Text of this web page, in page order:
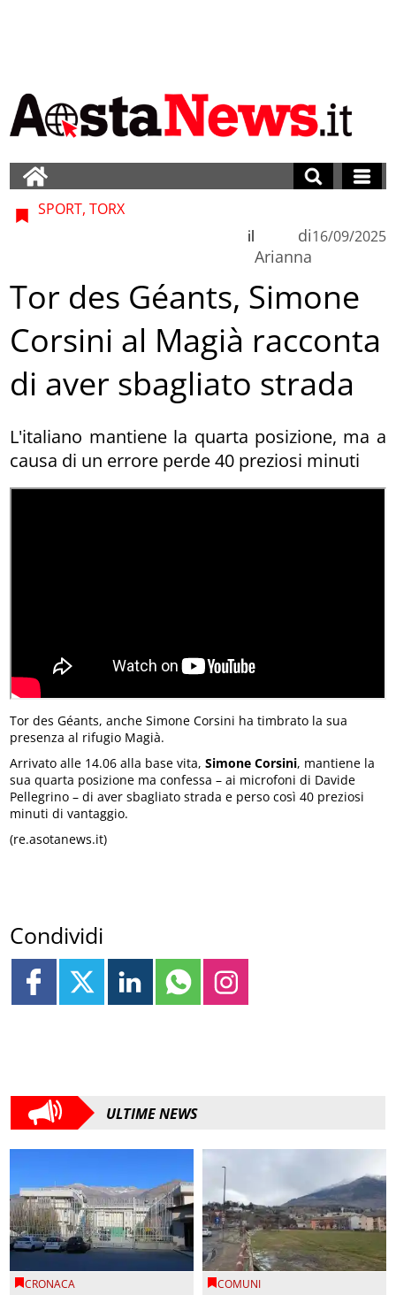
SPORT, TORX
di
Arianna
il 16/09/2025
Tor des Géants, Simone
Corsini al Magià racconta
di aver sbagliato strada
L'italiano mantiene la quarta posizione, ma a
causa di un errore perde 40 preziosi minuti
Tor des Géants, anche Simone Corsini ha timbrato la sua
presenza al rifugio Magià.
Arrivato alle 14.06 alla base vita,Simone Corsini, mantiene la
sua quarta posizione ma confessa – ai microfoni di Davide
Pellegrino – di aver sbagliato strada e perso così 40 preziosi
minuti di vantaggio.
(re.asotanews.it)
Condividi
ULTIME NEWS
CRONACA COMUNI